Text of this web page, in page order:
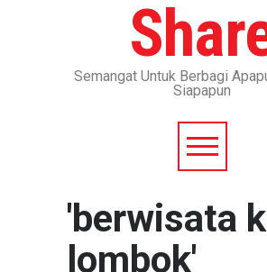
Mari Berkarya Untuk
Indonesia Yang Lebih Baik
Ari elmu teh kanyaho. Lamun
geus nyaho bakal ca'ang.
Sampaikanlah Walau Hanya
Semangat Untuk Berbagi
Siapapun
'berwisata
lombok'